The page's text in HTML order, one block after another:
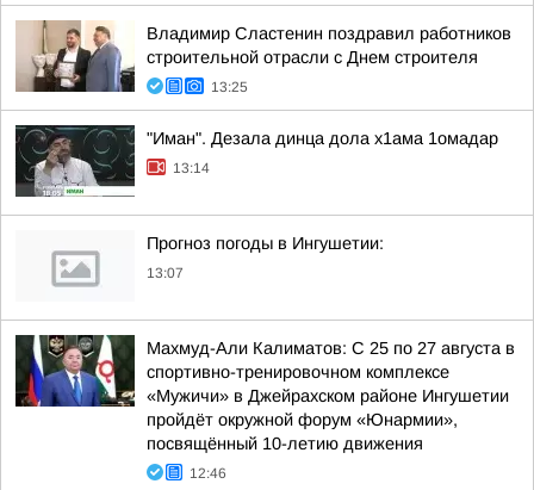
Владимир Сластенин поздравил работников
строительной отрасли с Днем строителя
13:25
"Иман". Дезала динца дола х1ама 1омадар
13:14
Прогноз погоды в Ингушетии:
13:07
Махмуд-Али Калиматов: С 25 по 27 августа в
спортивно-тренировочном комплексе
«Мужичи» в Джейрахском районе Ингушетии
пройдёт окружной форум «Юнармии»,
посвящённый 10-летию движения
12:46